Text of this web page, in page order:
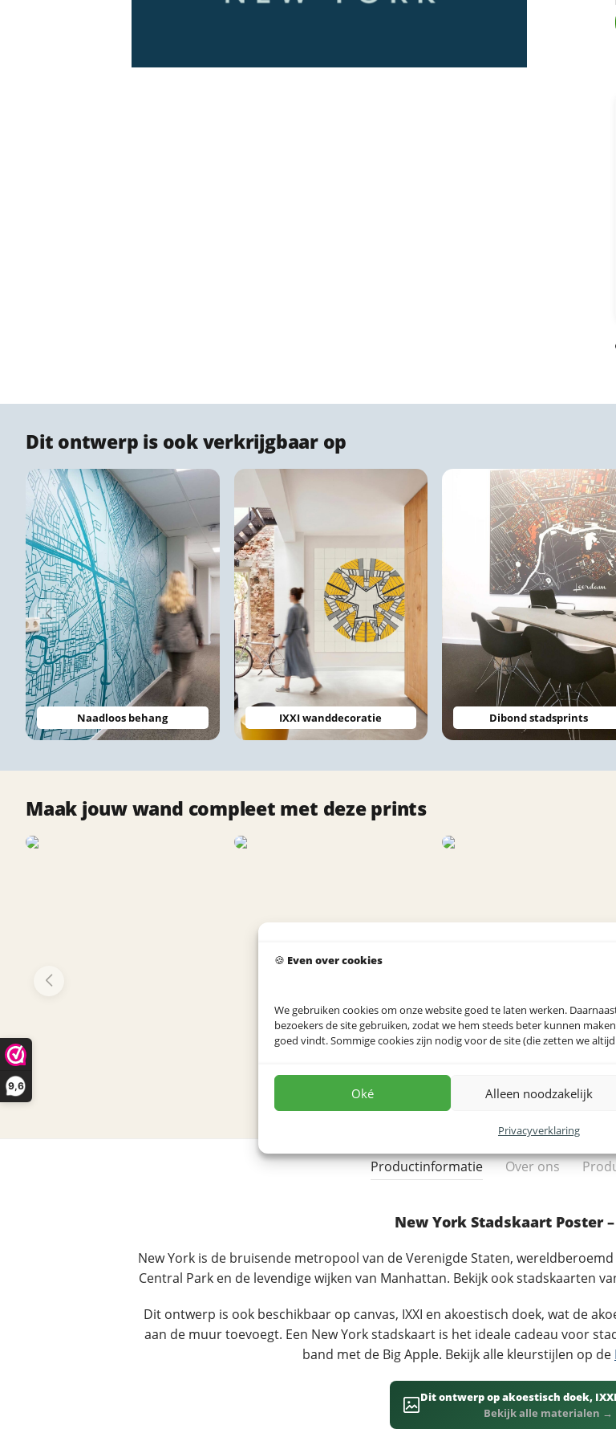
9,6
🍪 Even over cookies
We gebruiken cookies om onze website goed te laten werken.
bezoekers de site gebruiken, zodat we hem steeds beter kunnen
goed vindt. Sommige cookies zijn nodig voor de site (die zetten we
Oké Alleen noodzakelijk
Privacyverklaring
Dit ontwerp is ook verkrijgbaar op
Naadloos behang IXXI wanddecoratie Dibond stadsprints
Maak jouw wand compleet met deze prints
Productinformatie Over ons
New York Stadskaart Poster
New York is de bruisende metropool van de Verenigde Staten,
Central Park en de levendige wijken van Manhattan. Bekijk ook stadskaarten
Dit ontwerp is ook beschikbaar op canvas, IXXI en akoestisch doek, wat de
aan de muur toevoegt. Een New York stadskaart is het ideale cadeau voor
band met de Big Apple. Bekijk alle kleurstijlen op de
Dit ontwerp op akoestisch doek,
Bekijk alle materialen →